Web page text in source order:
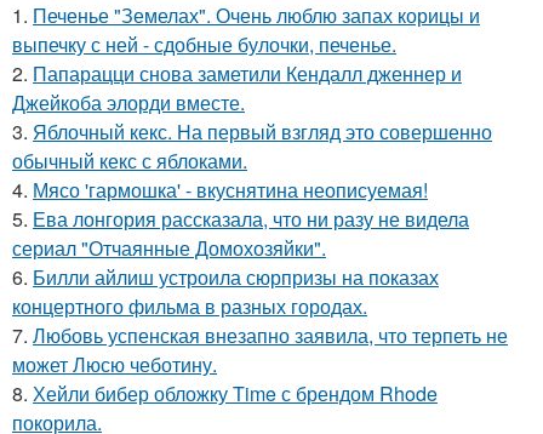
1. Печенье "Земелах". Очень люблю запах корицы и
выпечку с ней - сдобные булочки, печенье.
2. Папарацци снова заметили Кендалл дженнер и
Джейкоба элорди вместе.
3. Яблочный кекс. На первый взгляд это совершенно
обычный кекс с яблоками.
4. Мясо 'гармошка' - вкуснятина неописуемая!
5. Ева лонгория рассказала, что ни разу не видела
сериал "Отчаянные Домохозяйки".
6. Билли айлиш устроила сюрпризы на показах
концертного фильма в разных городах.
7. Любовь успенская внезапно заявила, что терпеть не
может Люсю чеботину.
8. Хейли бибер обложку Time с брендом Rhode
покорила.